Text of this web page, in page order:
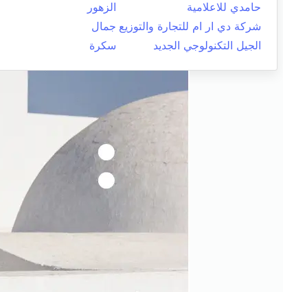
حامدي للاعلامية
الزهور
شركة دي ار ام للتجارة والتوزيع جمال
الجيل التكنولوجي الجديد
سكرة